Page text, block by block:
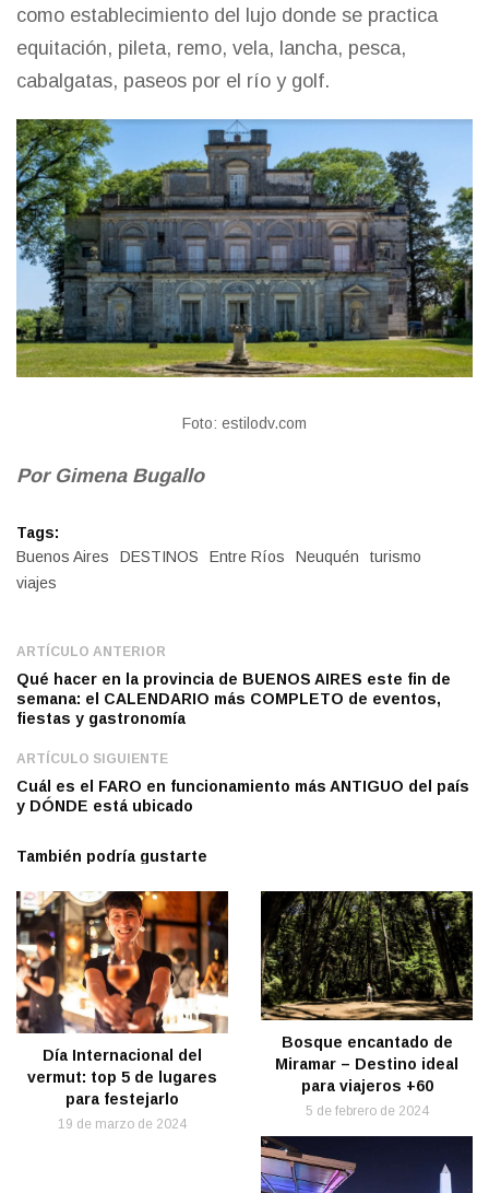
como establecimiento del lujo donde se practica
equitación, pileta, remo, vela, lancha, pesca,
cabalgatas, paseos por el río y golf.
Foto: estilodv.com
Por Gimena Bugallo
Tags:
Buenos Aires
DESTINOS Entre Ríos Neuquén
turismo
viajes
ARTÍCULO ANTERIOR
Qué hacer en la provincia de BUENOS AIRES este fin de
semana: el CALENDARIO más COMPLETO de eventos,
fiestas y gastronomía
ARTÍCULO SIGUIENTE
Cuál es el FARO en funcionamiento más ANTIGUO del país
y DÓNDE está ubicado
También podría gustarte
Día Internacional del
vermut: top 5 de lugares
para festejarlo
19 de marzo de 2024
Bosque encantado de
Miramar – Destino ideal
para viajeros +60
5 de febrero de 2024